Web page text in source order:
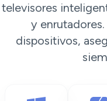
televisores
y
dispositivos,